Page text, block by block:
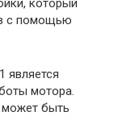
с помощью
является
мотора.
может быть